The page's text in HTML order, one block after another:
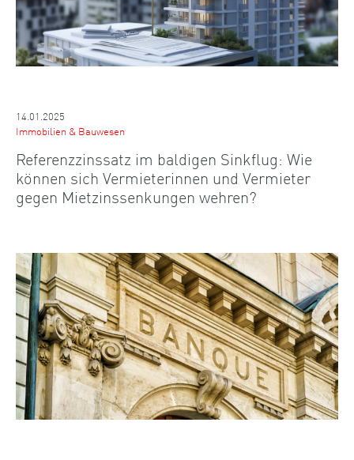
14.01.2025
Immobilien & Bauwesen
Referenzzinssatz im baldigen Sinkflug: Wie
können sich Vermieterinnen und Vermieter
gegen Mietzinssenkungen wehren?